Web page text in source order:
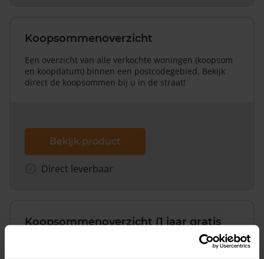
Koopsommenoverzicht
Een overzicht van alle verkochte woningen (koopsom
en koopdatum) binnen een postcodegebied. Bekijk
direct de koopsommen bij u in de straat!
Bekijk product
Direct leverbaar
Koopsommenoverzicht (1 jaar gratis